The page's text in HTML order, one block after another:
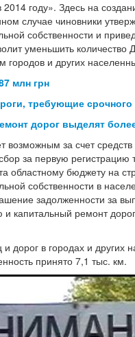
2014 году». Здесь на
случае чиновники
собственности и
уменьшить количество
и других
млн грн
требующие срочного
дорог выделят
за счет
за первую регистрацию
областному бюджету на
собственности в
задолженности за
и капитальный ремонт
дорог в городах и других
принято 7,1 тыс. км.